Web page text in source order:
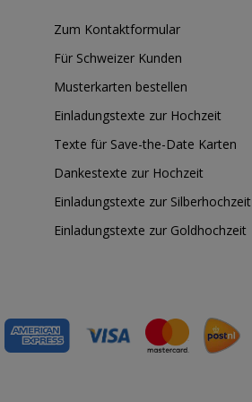
Zum Kontaktformular
Für Schweizer Kunden
Musterkarten bestellen
Einladungstexte zur Hochzeit
Texte für Save-the-Date Karten
Dankestexte zur Hochzeit
Einladungstexte zur Silberhochzeit
Einladungstexte zur Goldhochzeit